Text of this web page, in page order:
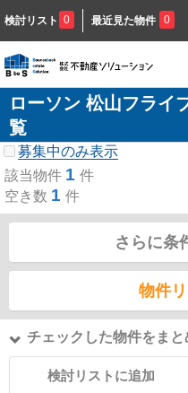
検討リスト 0 最近見た物件 0
ローソン 松山フライ
覧
募集中のみ表示
該当物件 1 件
空き数 1 件
さらに条
物件
チェックした物件をまと
検討リストに追加